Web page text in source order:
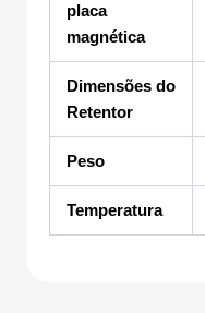
placa
magnética
Dimensões do
Retentor
Peso
Temperatura